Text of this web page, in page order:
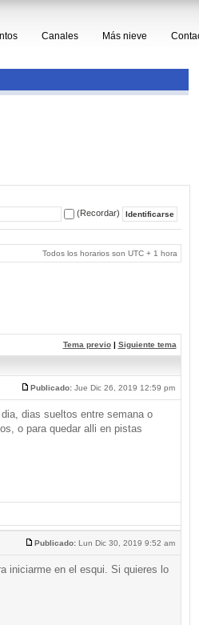
Canales Más nieve
(Recordar)
Todos los horarios son UTC + 1 hora
Tema previo| Siguiente tema
Publicado:Jue Dic 26, 2019 12:59 pm
dias sueltos entre semana o
o para quedar alli en pistas
Publicado:Lun Dic 30, 2019 9:52 am
iniciarme en el esqui. Si quieres lo